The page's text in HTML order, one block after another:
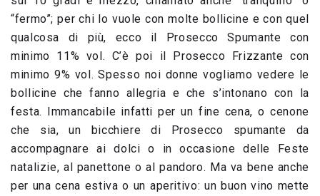
“fermo”; per chi lo vuole con molte bollicine e con quel
qualcosa di più, ecco il Prosecco Spumante con
minimo 11% vol. C’è poi il Prosecco Frizzante con
minimo 9% vol. Spesso noi donne vogliamo vedere le
bollicine che fanno allegria e che s’intonano con la
festa. Immancabile infatti per un fine cena, o cenone
che sia, un bicchiere di Prosecco spumante da
accompagnare ai dolci o in occasione delle Feste
natalizie, al panettone o al pandoro. Ma va bene anche
per una cena estiva o un aperitivo: un buon vino mette